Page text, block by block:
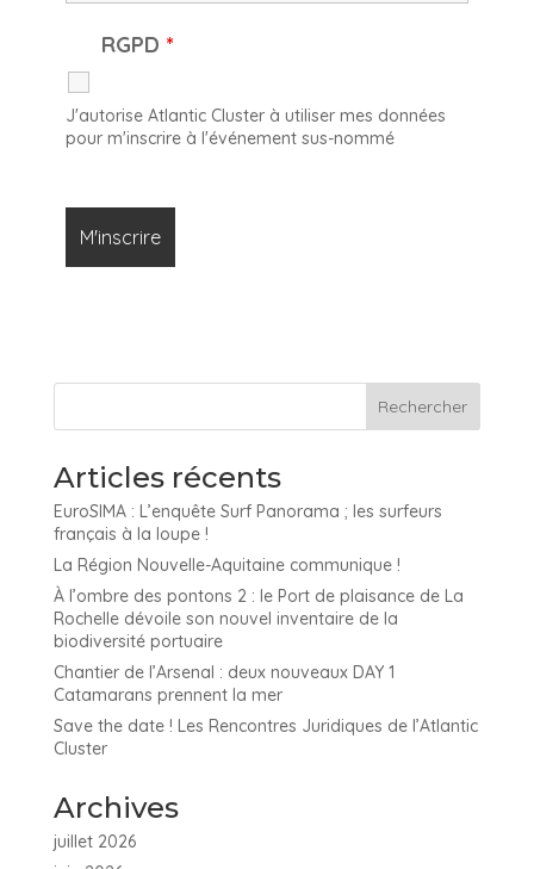
RGPD *
J'autorise Atlantic Cluster à utiliser mes données
pour m'inscrire à l'événement sus-nommé
Articles récents
EuroSIMA : L’enquête Surf Panorama ; les surfeurs
français à la loupe !
La Région Nouvelle-Aquitaine communique !
À l’ombre des pontons 2 : le Port de plaisance de La
Rochelle dévoile son nouvel inventaire de la
biodiversité portuaire
Chantier de l’Arsenal : deux nouveaux DAY 1
Catamarans prennent la mer
Save the date ! Les Rencontres Juridiques de l’Atlantic
Cluster
Archives
juillet 2026